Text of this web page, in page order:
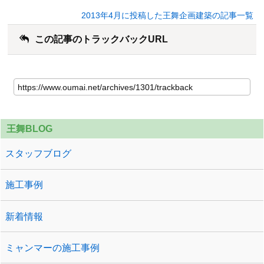
2013年4月に投稿した王舞企画建築の記事一覧
この記事のトラックバックURL
王舞BLOG
スタッフブログ
施工事例
新着情報
ミャンマーの施工事例